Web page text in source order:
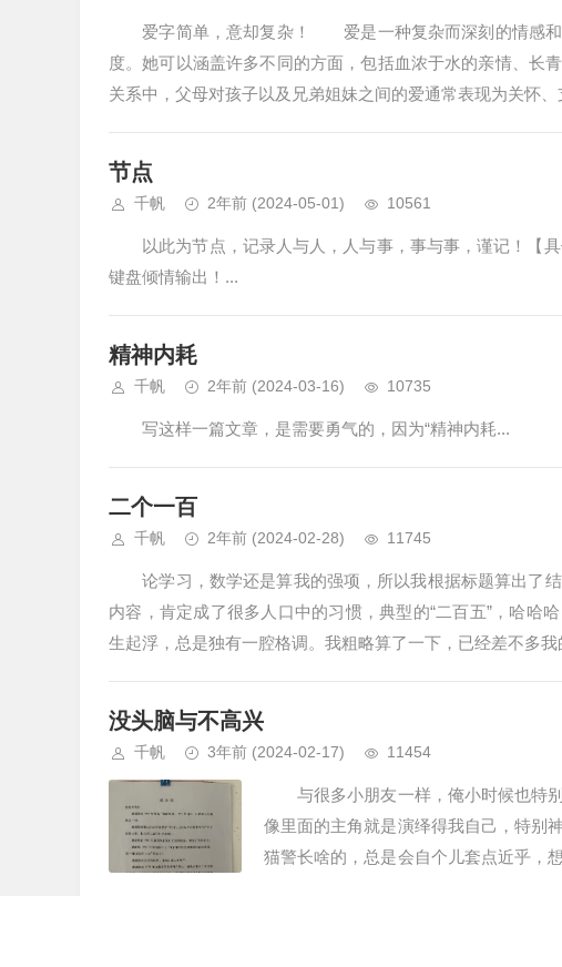
爱字简单，意却复杂！ 爱是一种复杂而深刻的情感和
度。她可以涵盖许多不同的方面，包括血浓于水的亲情、
关系中，父母对孩子以及兄弟姐妹之间的爱通常表现为关怀
节点
千帆 2年前 (2024-05-01) 10561
以此为节点，记录人与人，人与事，事与事，谨记！【
键盘倾情输出！...
精神内耗
千帆 2年前 (2024-03-16) 10735
写这样一篇文章，是需要勇气的，因为“精神内耗...
二个一百
千帆 2年前 (2024-02-28) 11745
论学习，数学还是算我的强项，所以我根据标题算出了结
内容，肯定成了很多人口中的习惯，典型的“二百五”，哈哈
生起浮，总是独有一腔格调。我粗略算了一下，已经差不多
没头脑与不高兴
千帆 3年前 (2024-02-17) 11454
与很多小朋友一样，俺小时候也特别
像里面的主角就是演绎得我自己，特别
猫警长啥的，总是会自个儿套点近乎，